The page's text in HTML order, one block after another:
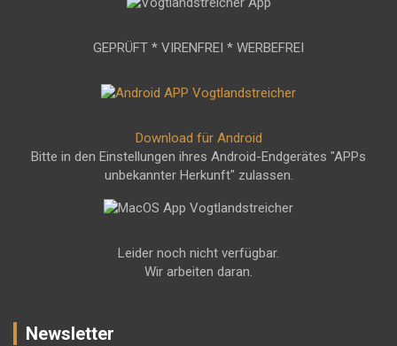
GEPRÜFT * VIRENFREI * WERBEFREI
Download für Android
Bitte in den Einstellungen ihres Android-Endgerätes "APPs
unbekannter Herkunft" zulassen.
Leider noch nicht verfügbar.
Wir arbeiten daran.
Newsletter